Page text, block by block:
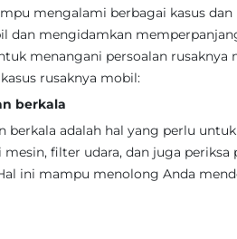
mengalami berbagai kasus
dan mengidamkan
menangani persoalan
rusaknya mobil:
berkala
berkala adalah hal yang perlu
filter udara, dan juga
ini mampu menolong Anda